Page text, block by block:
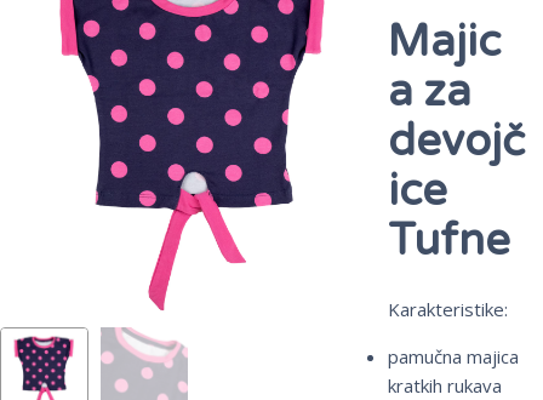
Majic
a za
devojč
ice
Tufne
Karakteristike:
pamučna majica
kratkih rukava